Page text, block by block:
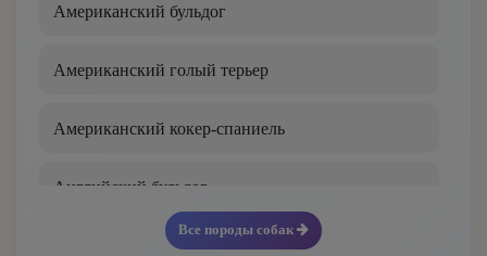
Бельгийский гриффон
Американский бульдог
Американский голый терьер
Американский кокер-спаниель
Английский бульдог
Английский кокер-спаниель
Все породы собак